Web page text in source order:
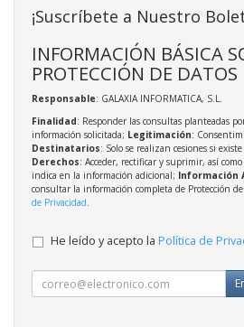
¡Suscríbete a Nuestro
INFORMACIÓN BÁSICA
PROTECCIÓN DE DATOS
Responsable: GALAXIA INFORMATICA, S.L.
Finalidad: Responder las consultas planteadas
información solicitada; Legitimación:
Destinatarios: Solo se realizan cesiones si
Derechos: Acceder, rectificar y suprimir, así como
indica en la información adicional; Información
consultar la información completa de Protección
de Privacidad.
He leído y acepto la Política de